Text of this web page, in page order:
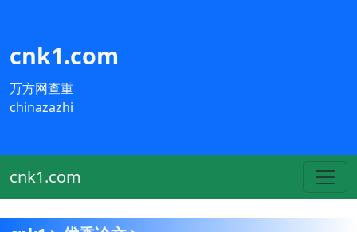
cnk1.com
万方网查重
chinazazhi
cnk1.com